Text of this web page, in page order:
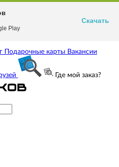
Подарочные карты Вакансии
Где мой заказ?
Play
Скачать